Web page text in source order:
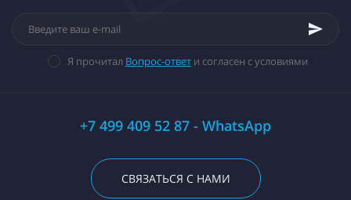
Я прочитал Вопрос-ответи согласен с условиями
+7 499 409 52 87 - WhatsApp
СВЯЗАТЬСЯ С НАМИ